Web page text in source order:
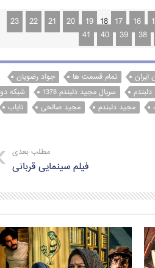
16
17
18
19
20
21
22
23
38
39
40
41
ایران تمام قسمت ها
جواد رضویان
سریال مجید دلبندم 1378
شبکه دو
مجید دلبندم مجید صالحی
نایاب
مطلب بعدی
فیلم سینمایی قربانی